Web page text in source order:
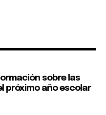
sobre las
próximo año escolar